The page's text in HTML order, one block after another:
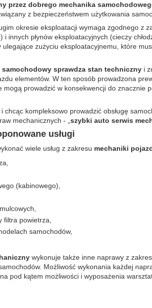
przez dobrego mechanika
z bezpieczeństwem użytkowania
okresie eksploatacji wymaga zgodnego z
innych płynów eksploatacyjnych (cieczy
ulegające zużyciu eksploatacyjnemu, które
samochodowy sprawdza stan techniczny i
elementów. W ten sposób prowadzona
prowadzić w konsekwencji do znacznie
kompleksowo prowadzić obsługę
mechanicznych - „ szybki auto serwis
usługi
wiele usług z zakresu mechaniki
(kabinowego),
powietrza,
samochodów,
wykonuje także inne naprawy z
Możliwość wykonania każdej
pod kątem możliwości i wyposażenia